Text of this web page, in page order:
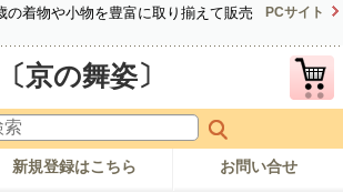
の着物や小物を豊富に取り揃えて販売
PCサイト
京の舞姿〕
新規登録はこちら お問い合せ